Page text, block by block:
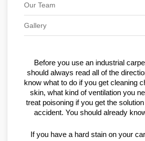
Our Team
Gallery
Before you use an industrial
should always read all of the
know what to do if you get cleaning
skin, what kind of ventilation you
treat poisoning if you get the
accident. You should already
If you have a hard stain on your